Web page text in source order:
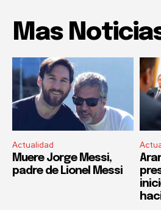
Mas
Actualidad
Muere Jorge Messi,
padre de Lionel Messi